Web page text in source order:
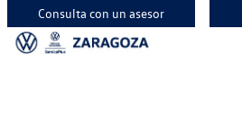
Consulta con un asesor